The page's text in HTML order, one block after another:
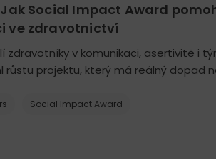
Jak Social Impact Award
ve zdravotnictví
zdravotníky v komunikaci, asertivitě i
růstu projektu, který má reálný dopad
Social Impact Award